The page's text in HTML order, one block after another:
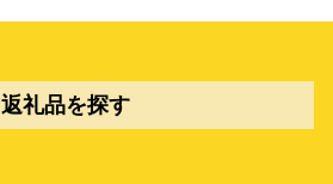
返礼品を探す